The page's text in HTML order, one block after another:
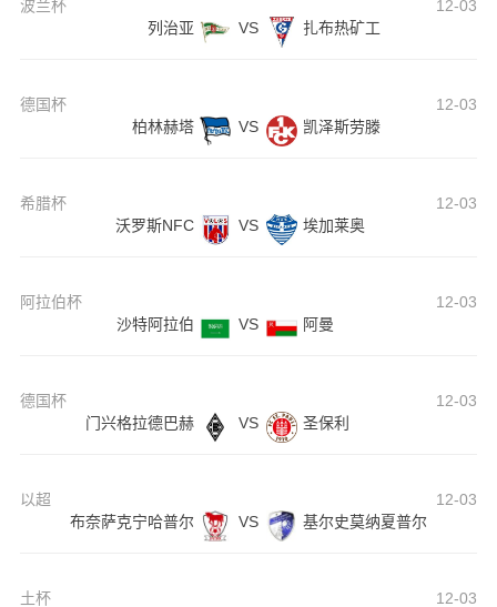
波兰杯
12-03
列治亚
VS 扎布热矿工
德国杯
12-03
柏林赫塔
VS 凯泽斯劳滕
希腊杯
12-03
沃罗斯NFC
VS 埃加莱奥
阿拉伯杯
12-03
沙特阿拉伯
VS 阿曼
德国杯
12-03
门兴格拉德巴赫
VS 圣保利
以超
12-03
布奈萨克宁哈普尔
VS 基尔史莫纳夏普尔
土杯
12-03